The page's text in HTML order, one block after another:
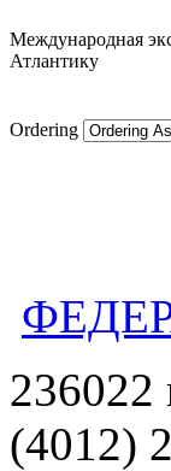
Международная
Атлантику
Ordering
236022
(4012)